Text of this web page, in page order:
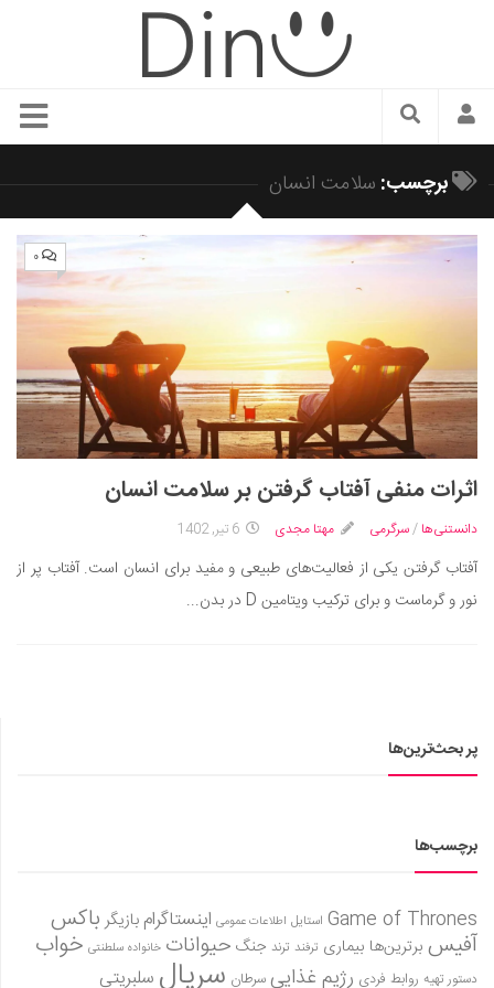
سبک زندگی
زیبایی و آرایش
شیک پوشی
دکوراسیون و چیدمان
غذا
رستوران گردی
آشپزی
سفر و گردشگری
ایران گردی
جهان گردی
رابطه، عشق و ازدواج
موفقیت و مهارت‌های فردی
بیماری و درمان
ورزش و تندرستی
روانشناسی
مراکز پزشکی و دارویی
فرهنگ و هنر
برچسب: سلامت انسان
۰
اثرات منفی آفتاب گرفتن بر سلامت انسان
دانستنی‌ها /سرگرمی مهتا مجدی 6 تیر, 1402
آفتاب گرفتن یکی از فعالیت‌های طبیعی و مفید برای انسان است. آفتاب پر از
نور و گرماست و برای ترکیب ویتامین D در بدن...
پر بحث‌ترین‌ها
برچسب‌ها
Game of Thrones استایل اطلاعات عمومی اینستاگرام بازیگر باکس
آفیس برترین‌ها بیماری ترفند ترند جنگ حیوانات خانواده سلطنتی خواب
دستور تهیه روابط فردی رژیم غذاییسرطان سریال سلبریتی